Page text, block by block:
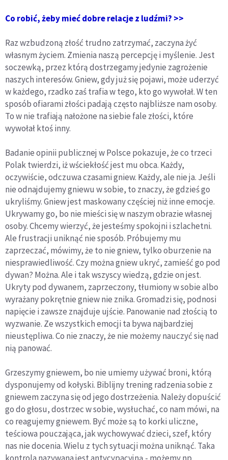
Co robić, żeby mieć dobre relacje z ludźmi? >>
Raz wzbudzoną złość trudno zatrzymać, zaczyna żyć
własnym życiem. Zmienia naszą percepcję i myślenie. Jest
soczewką, przez którą dostrzegamy jedynie zagrożenie
naszych interesów. Gniew, gdy już się pojawi, może uderzyć
w każdego, rzadko zaś trafia w tego, kto go wywołał. W ten
sposób ofiarami złości padają często najbliższe nam osoby.
To w nie trafiają nałożone na siebie fale złości, które
wywołał ktoś inny.
Badanie opinii publicznej w Polsce pokazuje, że co trzeci
Polak twierdzi, iż wściekłość jest mu obca. Każdy,
oczywiście, odczuwa czasami gniew. Każdy, ale nie ja. Jeśli
nie odnajdujemy gniewu w sobie, to znaczy, że gdzieś go
ukryliśmy. Gniew jest maskowany częściej niż inne emocje.
Ukrywamy go, bo nie mieści się w naszym obrazie własnej
osoby. Chcemy wierzyć, że jesteśmy spokojni i szlachetni.
Ale frustracji uniknąć nie sposób. Próbujemy mu
zaprzeczać, mówimy, że to nie gniew, tylko oburzenie na
niesprawiedliwość. Czy można gniew ukryć, zamieść go pod
dywan? Można. Ale i tak wszyscy wiedzą, gdzie on jest.
Ukryty pod dywanem, zaprzeczony, tłumiony w sobie albo
wyrażany pokrętnie gniew nie znika. Gromadzi się, podnosi
napięcie i zawsze znajduje ujście. Panowanie nad złością to
wyzwanie. Ze wszystkich emocji ta bywa najbardziej
nieustępliwa. Co nie znaczy, że nie możemy nauczyć się nad
nią panować.
Grzeszymy gniewem, bo nie umiemy używać broni, którą
dysponujemy od kołyski. Biblijny trening radzenia sobie z
gniewem zaczyna się od jego dostrzeżenia. Należy dopuścić
go do głosu, dostrzec w sobie, wysłuchać, co nam mówi, na
co reagujemy gniewem. Być może są to korki uliczne,
teściowa pouczająca, jak wychowywać dzieci, szef, który
nas nie docenia. Wielu z tych sytuacji można uniknąć. Taka